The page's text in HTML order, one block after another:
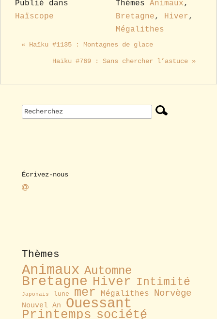
Publié dans
Haïscope
Thèmes Animaux,
Bretagne, Hiver ,
Mégalithes
« Haïku #1135 : Montagnes de glace
Haïku #769 : Sans chercher l’astuce »
Écrivez-nous
Thèmes
Animaux Automne
Bretagne Hiver Intimité
Japonais lune mer Mégalithes Norvège
Nouvel An Ouessant
Printemps société